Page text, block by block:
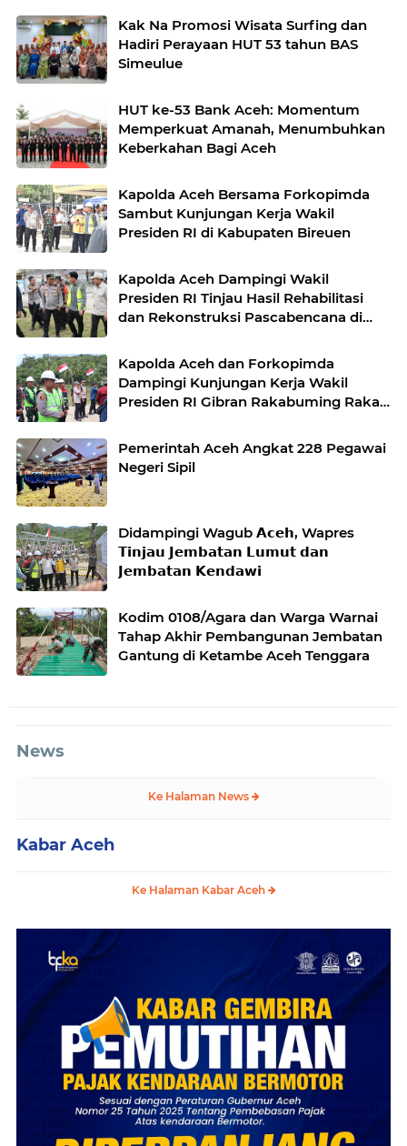
Kak Na Promosi Wisata Surfing dan
Hadiri Perayaan HUT 53 tahun BAS
Simeulue
HUT ke-53 Bank Aceh: Momentum
Memperkuat Amanah, Menumbuhkan
Keberkahan Bagi Aceh
Kapolda Aceh Bersama Forkopimda
Sambut Kunjungan Kerja Wakil
Presiden RI di Kabupaten Bireuen
Kapolda Aceh Dampingi Wakil
Presiden RI Tinjau Hasil Rehabilitasi
dan Rekonstruksi Pascabencana di
Kapolda Aceh dan Forkopimda
Dampingi Kunjungan Kerja Wakil
Presiden RI Gibran Rakabuming Raka
Pemerintah Aceh Angkat 228 Pegawai
Negeri Sipil
Didampingi Wagub 𝗔𝗰𝗲𝗵, Wapres
𝗧𝗶𝗻𝗷𝗮𝘂 𝗝𝗲𝗺𝗯𝗮𝘁𝗮𝗻 𝗟𝘂𝗺𝘂𝘁 𝗱𝗮𝗻
𝗝𝗲𝗺𝗯𝗮𝘁𝗮𝗻 𝗞𝗲𝗻𝗱𝗮𝘄𝗶
Kodim 0108/Agara dan Warga Warnai
Tahap Akhir Pembangunan Jembatan
Gantung di Ketambe Aceh Tenggara
News
Ke Halaman News
Kabar Aceh
Ke Halaman Kabar Aceh